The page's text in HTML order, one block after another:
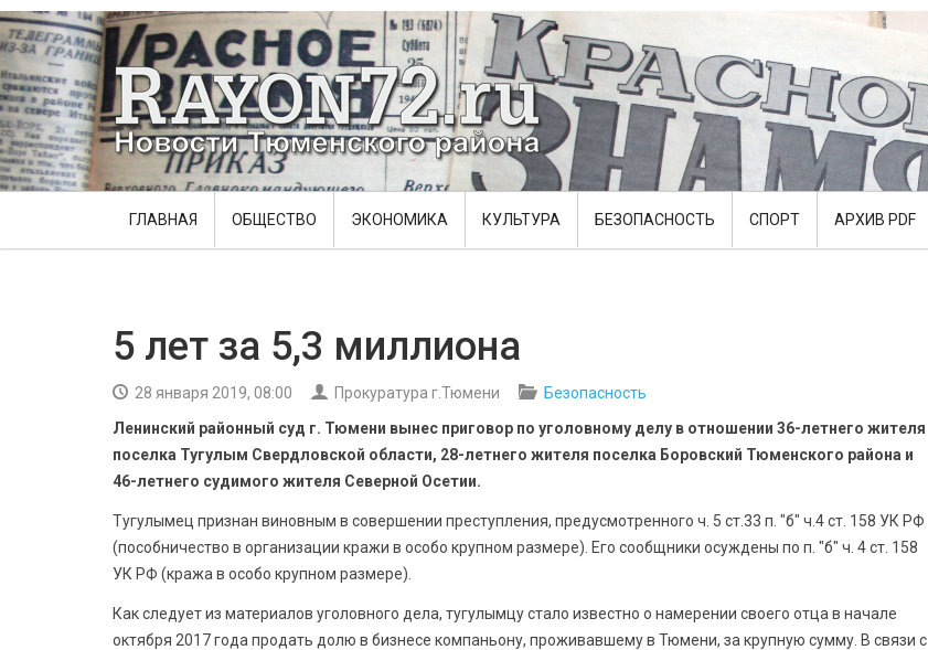
ГЛАВНАЯ ОБЩЕСТВО ЭКОНОМИКА КУЛЬТУРА БЕЗОПАСНОСТЬ СПОРТ АРХИВ PDF
5 лет за 5,3 миллиона
28 января 2019, 08:00 Прокуратура г.Тюмени
Безопасность
Ленинский районный суд г. Тюмени вынес приговор по уголовному делу в отношении 36-летнего жителя
поселка Тугулым Свердловской области, 28-летнего жителя поселка Боровский Тюменского района и
46-летнего судимого жителя Северной Осетии.
Тугулымец признан виновным в совершении преступления, предусмотренного ч. 5 ст.33 п. "б" ч.4 ст. 158 УК РФ
(пособничество в организации кражи в особо крупном размере). Его сообщники осуждены по п. "б" ч. 4 ст. 158
УК РФ (кража в особо крупном размере).
Как следует из материалов уголовного дела, тугулымцу стало известно о намерении своего отца в начале
октября 2017 года продать долю в бизнесе компаньону, проживавшему в Тюмени, за крупную сумму. В связи с